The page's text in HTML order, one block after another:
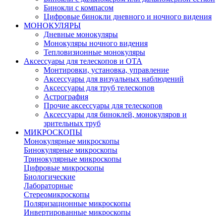
Бинокли с компасом
Цифровые бинокли дневного и ночного видения
МОНОКУЛЯРЫ
Дневные монокуляры
Монокуляры ночного видения
Тепловизионные монокуляры
Аксессуары для телескопов и ОТА
Монтировки, установка, управление
Аксессуары для визуальных наблюдений
Аксессуары для труб телескопов
Астрография
Прочие аксессуары для телескопов
Аксессуары для биноклей, монокуляров и
зрительных труб
МИКРОСКОПЫ
Монокулярные микроскопы
Бинокулярные микроскопы
Тринокулярные микроскопы
Цифровые микроскопы
Биологические
Лабораторные
Стереомикроскопы
Поляризационные микроскопы
Инвертированные микроскопы